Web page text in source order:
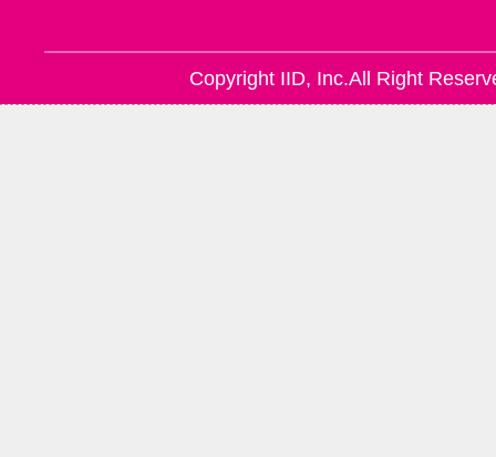
Copyright IID, Inc.All Right